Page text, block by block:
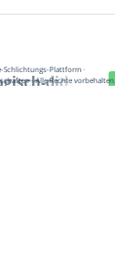
did…
Schlichtungs-Plattform·
- Alle Rechte vorbehalten.